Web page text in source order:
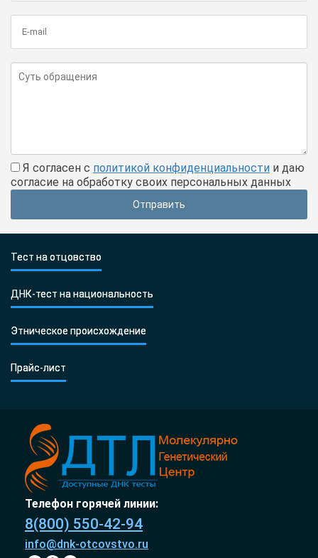
Я согласен с политикой конфиденциальности и даю
согласие на обработку своих персональных данных
Тест на отцовство
ДНК-тест на национальность
Этническое происхождение
Прайс-лист
Телефон горячей линии:
8(800) 550-42-94
info@dnk-otcovstvo.ru